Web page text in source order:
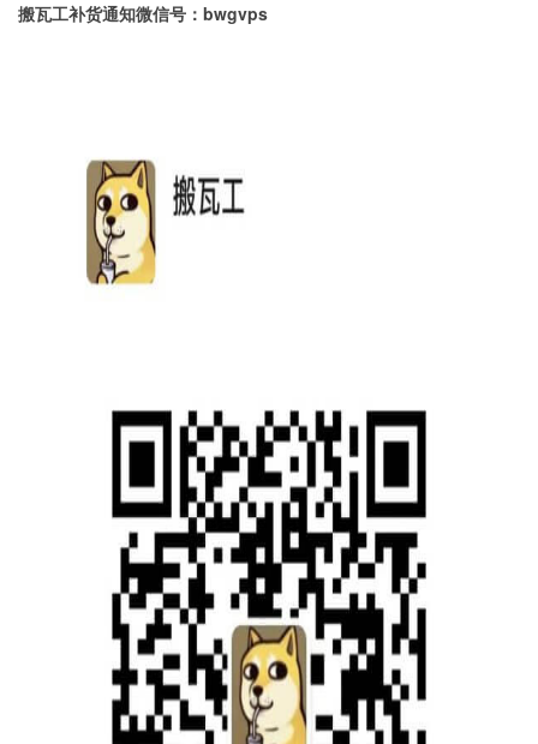
搬瓦工补货通知微信号：bwgvps